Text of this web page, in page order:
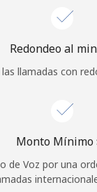
Redondeo al
llamadas con
Monto Mínimo
de Voz por una